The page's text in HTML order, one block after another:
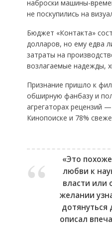
наброски машины-
не поскупились на
Бюджет «Контакта»
долларов, но ему едва
затраты на
возлагаемые надежды,
Признание пришло к
обширную фанбазу и
агрегаторах рецензий
Кинопоиске и 78%
«Это
любви к
власти или
желании
дотянуться
описал